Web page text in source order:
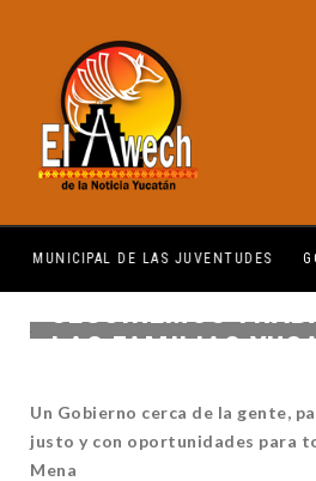
GOBERNADOR CORONA A
SEGUIREMOS
LAS FAMILIAS
Un Gobierno cerca de la gente,
justo y con oportunidades para
Mena